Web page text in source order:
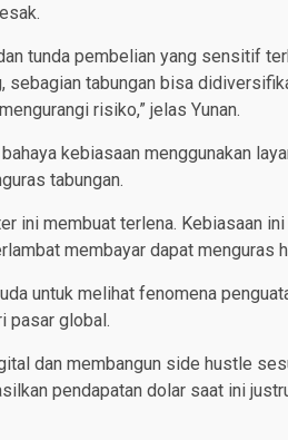
tunda pembelian yang sensitif
sebagian tabungan bisa
risiko,” jelas Yunan.
kebiasaan menggunakan
tabungan.
ini membuat terlena. Kebiasaan
membayar dapat menguras
untuk melihat fenomena
pasar global.
dan membangun side hustle
pendapatan dolar saat ini